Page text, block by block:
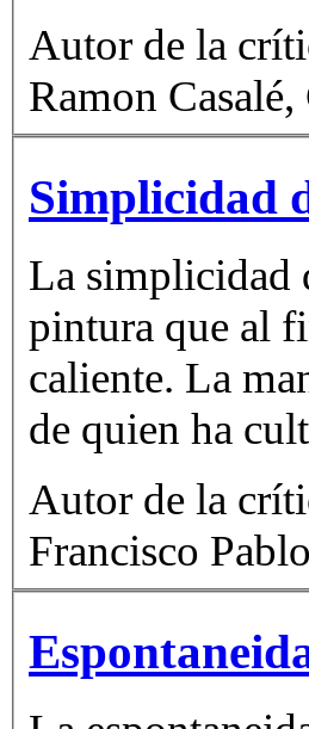
Autor de la
Ramon
Simplicidad
La simplicidad
pintura que al
caliente. La
de quien ha
Autor de la
Francisco